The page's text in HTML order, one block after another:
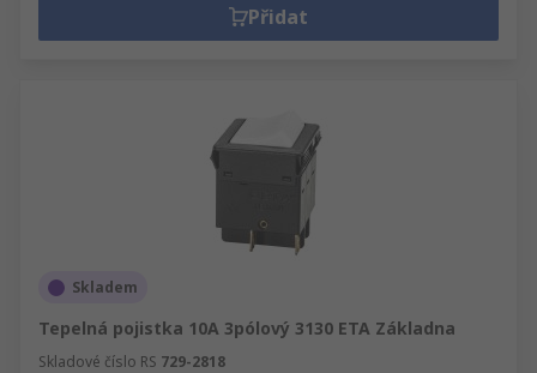
Přidat
Skladem
Tepelná pojistka 10A 3pólový 3130 ETA Základna
Skladové číslo RS 729-2818